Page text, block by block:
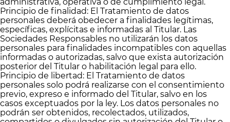
Principio de finalidad: El Tratamiento de datos
personales deberá obedecer a finalidades legítimas,
específicas, explícitas e informadas al Titular. Las
Sociedades Responsables no utilizarán los datos
personales para finalidades incompatibles con aquellas
informadas o autorizadas, salvo que exista autorización
posterior del Titular o habilitación legal para ello.
Principio de libertad: El Tratamiento de datos
personales solo podrá realizarse con el consentimiento
previo, expreso e informado del Titular, salvo en los
casos exceptuados por la ley. Los datos personales no
podrán ser obtenidos, recolectados, utilizados,